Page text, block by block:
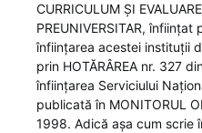
CURRICULUM ŞI
PREUNIVERSITAR,
înființarea acestei instituții
prin HOTĂRÂREA nr. 327
înființarea Serviciului
publicată în MONITORUL
1998. Adică așa cum scrie